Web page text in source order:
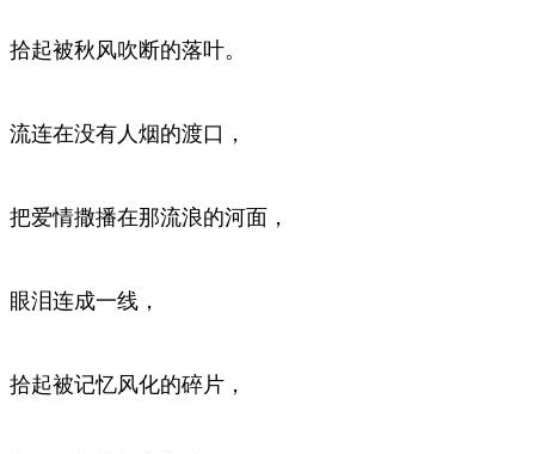
拾起被秋风吹断的落叶。
流连在没有人烟的渡口，
把爱情撒播在那流浪的河面，
眼泪连成一线，
拾起被记忆风化的碎片，